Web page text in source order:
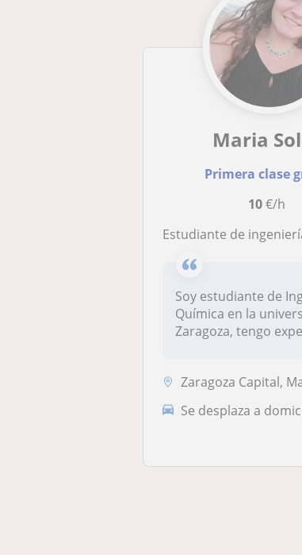
Maria
Primera clase
10€/h
Estudiante de ingeniería química, ofrece clases de
Soy estudiante de
Química en la
Zaragoza, tengo
Zaragoza Capital,
Se desplaza a